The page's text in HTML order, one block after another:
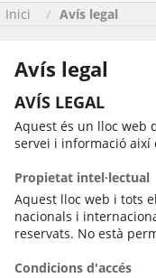
Inici Avís legal
Avís legal
AVÍS LEGAL
Aquest és un lloc web
servei i informació així
Propietat intel·lectual
Aquest lloc web i tots
nacionals i
reservats. No està
Condicions d'accés